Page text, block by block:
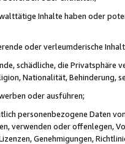
Inhalte haben oder
oder verleumderische
schädliche, die Privatsphäre
Nationalität, Behinderung,
oder ausführen;
personenbezogene Daten
verwenden oder offenlegen,
Genehmigungen,